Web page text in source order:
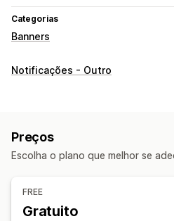
Categorias
Banners
Tipo de banner
Personalização
Ligações e botões
Multilingue
Notificações - Outro
Preços
Escolha o plano que melhor se
FREE
Gratuito